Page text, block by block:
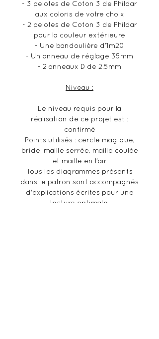
- 3 pelotes de Coton 3 de Phildar
aux coloris de votre choix
- 2 pelotes de Coton 3 de Phildar
pour la couleur extérieure
- Une bandoulière d’1m20
- Un anneau de réglage 35mm
- 2 anneaux D de 2.5mm
Niveau :
Le niveau requis pour la
réalisation de ce projet est :
confirmé
Points utilisés : cercle magique,
bride, maille serrée, maille coulée
et maille en l’air
Tous les diagrammes présents
dans le patron sont accompagnés
d'explications écrites pour une
lecture optimale.